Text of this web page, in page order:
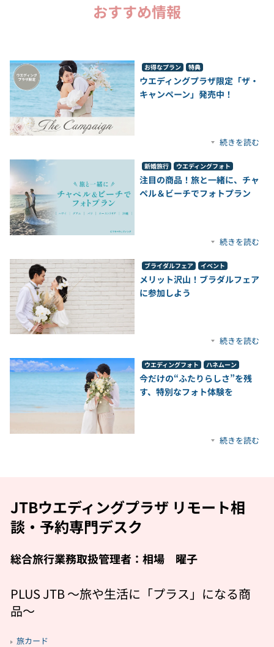
おすすめ情報
お得なプラン 特典
ウエディングプラザ限定「ザ・
キャンペーン」発売中！
続きを読む
新婚旅行 ウエディングフォト
注目の商品！旅と一緒に、チャ
ペル＆ビーチでフォトプラン
続きを読む
ブライダルフェア イベント
メリット沢山！ブラダルフェア
に参加しよう
続きを読む
ウエディングフォト ハネムーン
今だけの“ふたりらしさ”を残
す、特別なフォト体験を
続きを読む
JTBウエディングプラザ リモート相
談・予約専門デスク
総合旅行業務取扱管理者：相場 曜子
PLUS JTB 〜旅や生活に「プラス」になる商
品〜
旅カード